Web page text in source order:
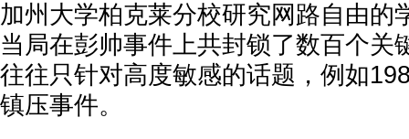
加州大学柏克莱分校研究网路自由的
当局在彭帅事件上共封锁了数百个关
往往只针对高度敏感的话题，例如
镇压事件。